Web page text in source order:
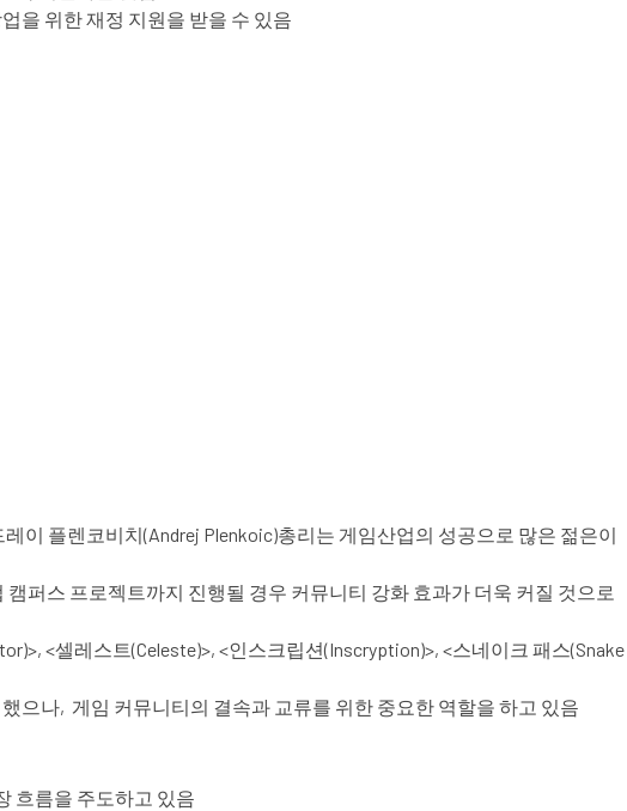
을 위한 재정 지원을 받을 수 있음
이 플렌코비치(Andrej Plenkoic)총리는 게임산업의 성공으로 많은 젊은이
퍼스 프로젝트까지 진행될 경우 커뮤니티 강화 효과가 더욱 커질 것으로
<셀레스트(Celeste)>, <인스크립션(Inscryption)>, <스네이크 패스(Snake
으나, 게임 커뮤니티의 결속과 교류를 위한 중요한 역할을 하고 있음
흐름을 주도하고 있음